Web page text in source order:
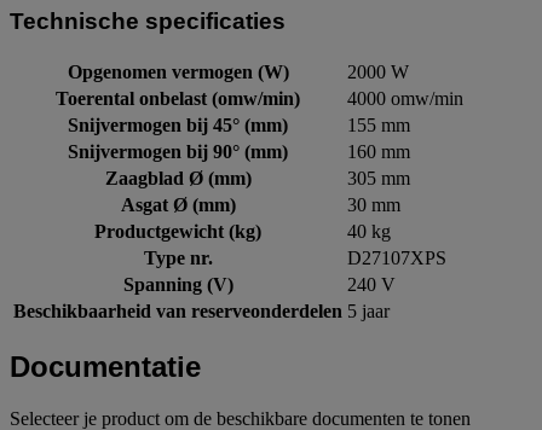
Technische specificaties
Opgenomen vermogen (W)
2000 W
Toerental onbelast (omw/min)
4000 omw/min
Snijvermogen bij 45° (mm)
155 mm
Snijvermogen bij 90° (mm)
160 mm
Zaagblad Ø (mm)
305 mm
Asgat Ø (mm)
30 mm
Productgewicht (kg)
40 kg
Type nr.
D27107XPS
Spanning (V)
240 V
Beschikbaarheid van reserveonderdelen 5 jaar
Documentatie
Selecteer je product om de beschikbare documenten te tonen